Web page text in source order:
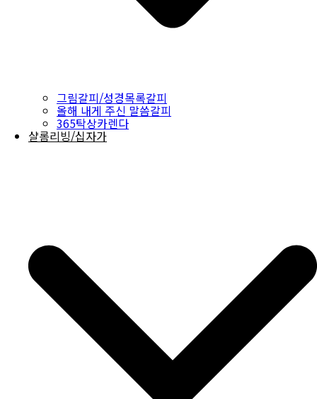
그림갈피/성경목록갈피
올해 내게 주신 말씀갈피
365탁상카렌다
샬롬리빙/십자가